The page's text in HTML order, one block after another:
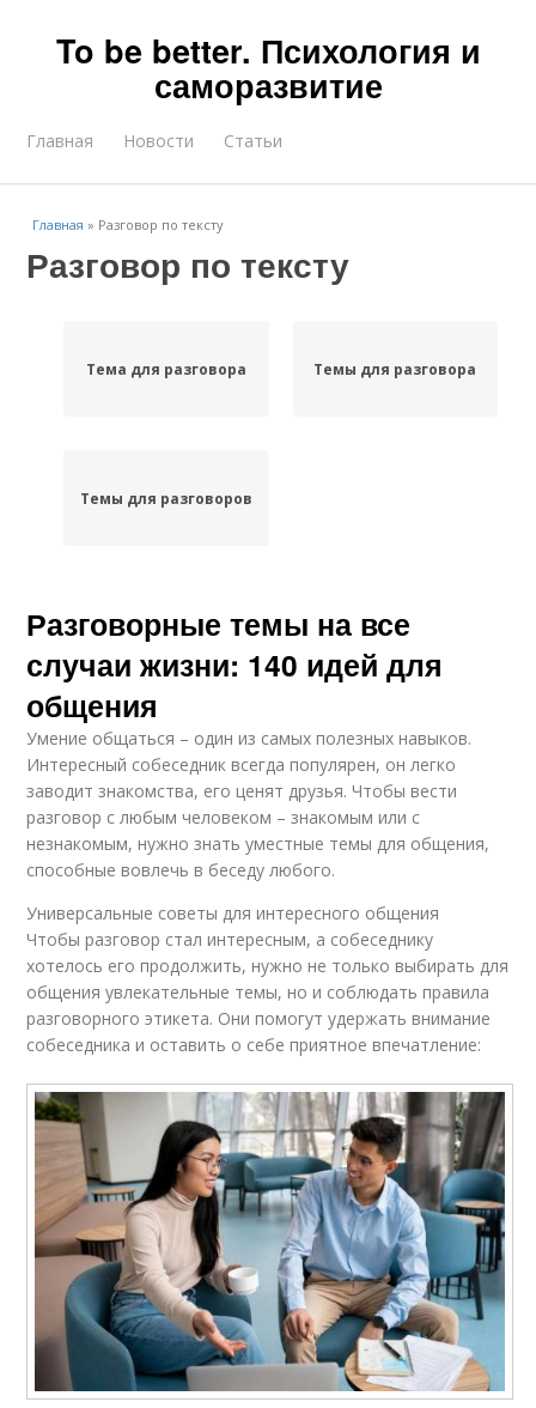
To be better. Психология и
саморазвитие
Главная Новости Статьи
Главная » Разговор по тексту
Разговор по тексту
Тема для разговора Темы для разговора
Темы для разговоров
Разговорные темы на все
случаи жизни: 140 идей для
общения
Умение общаться – один из самых полезных навыков.
Интересный собеседник всегда популярен, он легко
заводит знакомства, его ценят друзья. Чтобы вести
разговор с любым человеком – знакомым или с
незнакомым, нужно знать уместные темы для общения,
способные вовлечь в беседу любого.
Универсальные советы для интересного общения
Чтобы разговор стал интересным, а собеседнику
хотелось его продолжить, нужно не только выбирать для
общения увлекательные темы, но и соблюдать правила
разговорного этикета. Они помогут удержать внимание
собеседника и оставить о себе приятное впечатление: